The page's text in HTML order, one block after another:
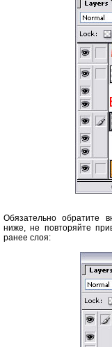
Обязательно обратите
ниже, не повторяйте
ранее слоя: